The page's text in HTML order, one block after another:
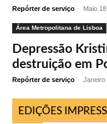
Repórter de serviço - Maio
Área Metropolitana de Lisboa
Depressão
destruição em
Repórter de serviço - Janeiro
EDIÇÕES